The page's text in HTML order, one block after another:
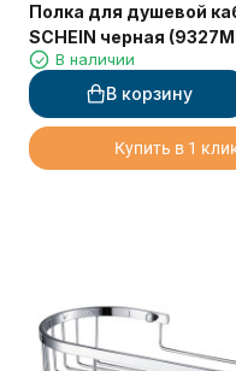
Полка для душевой
SCHEIN черная
В наличии
В корзину
Купить в 1